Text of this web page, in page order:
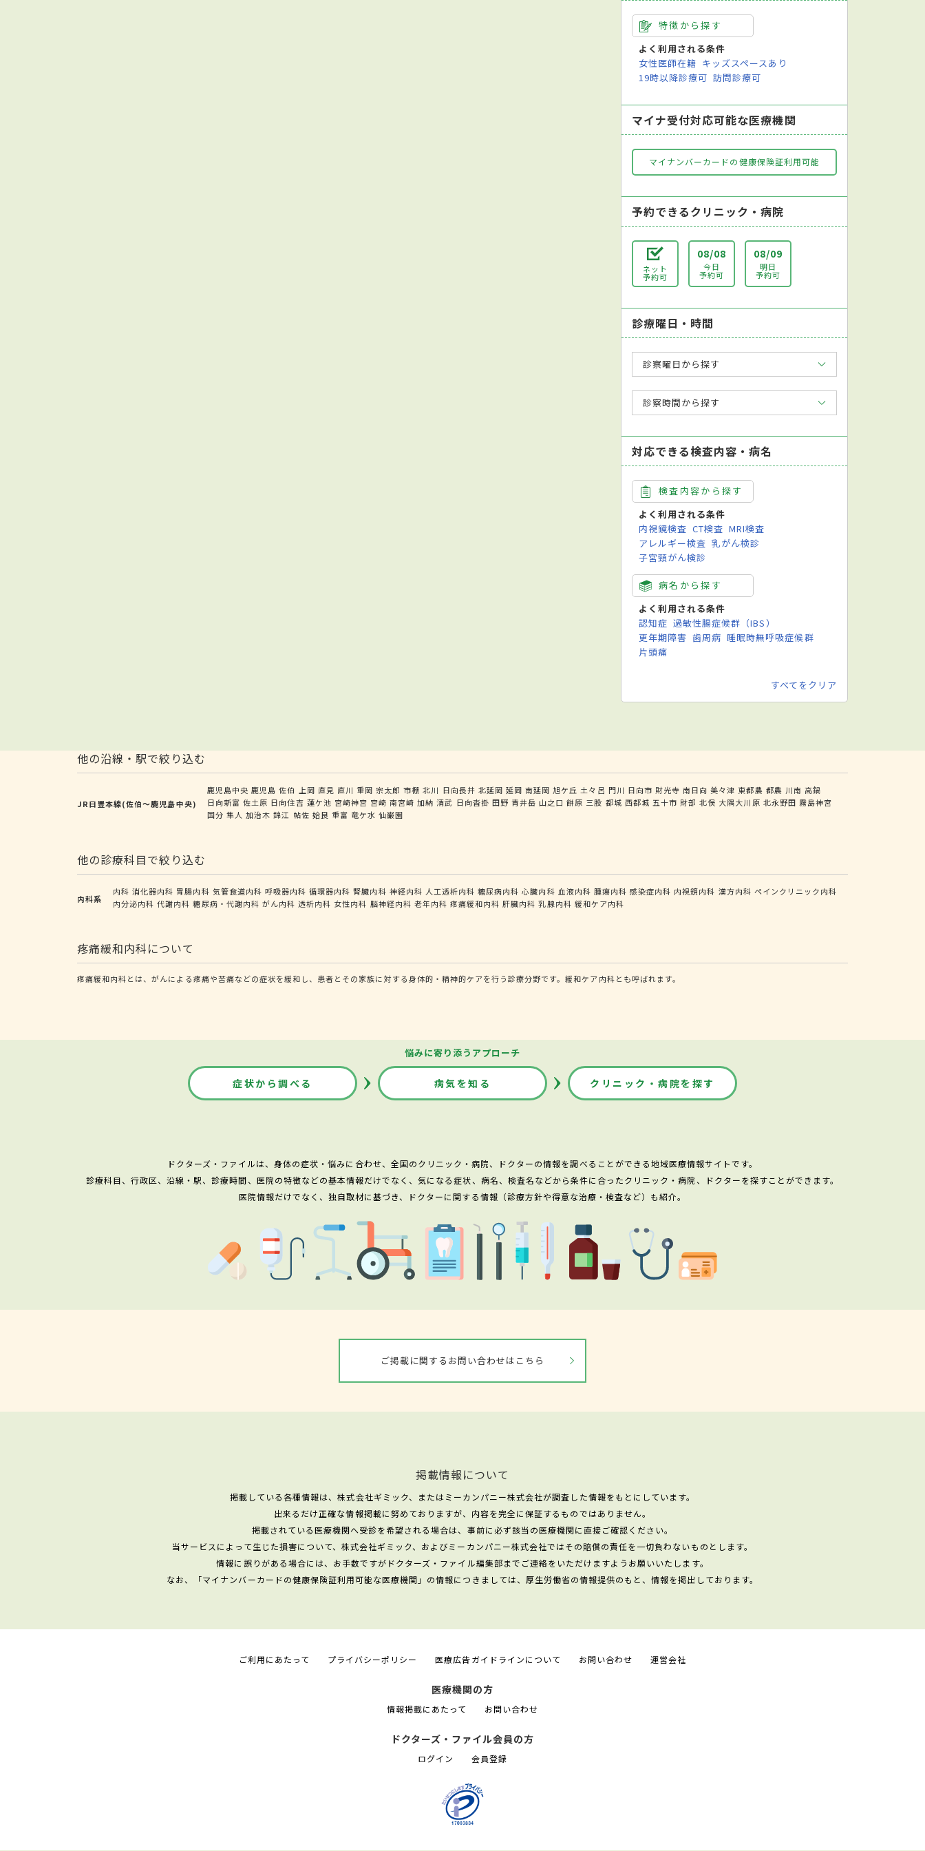
特徴から探す
よく利用される条件
女性医師在籍 キッズスペースあり
19時以降診療可 訪問診療可
マイナ受付対応可能な医療機関
マイナンバーカードの健康保険証利用可能
予約できるクリニック・病院
ネット
予約可
08/08
今日
予約可
08/09
明日
予約可
診療曜日・時間
診察曜日から探す
診察時間から探す
対応できる検査内容・病名
検査内容から探す
よく利用される条件
内視鏡検査 CT検査 MRI検査
アレルギー検査 乳がん検診
子宮頸がん検診
病名から探す
よく利用される条件
認知症 過敏性腸症候群（IBS）
更年期障害 歯周病 睡眠時無呼吸症候群
片頭痛
すべてをクリア
他の沿線・駅で絞り込む
JR日豊本線(佐伯～鹿児島中央)
鹿児島中央 鹿児島 佐伯 上岡 直見 直川 重岡 宗太郎 市棚 北川 日向長井 北延岡 延岡 南延岡 旭ケ丘 土々呂 門川 日向市 財光寺 南日向 美々津 東都農 都農 川南 高鍋
日向新富 佐土原 日向住吉 蓮ケ池 宮崎神宮 宮崎 南宮崎 加納 清武 日向沓掛 田野 青井岳 山之口 餅原 三股 都城 西都城 五十市 財部 北俣 大隅大川原 北永野田 霧島神宮
国分 隼人 加治木 錦江 帖佐 姶良 重富 竜ケ水 仙巌園
他の診療科目で絞り込む
内科系
内科 消化器内科 胃腸内科 気管食道内科 呼吸器内科 循環器内科 腎臓内科 神経内科 人工透析内科 糖尿病内科 心臓内科 血液内科 腫瘍内科 感染症内科 内視鏡内科 漢方内科 ペインクリニック内科
内分泌内科 代謝内科 糖尿病・代謝内科 がん内科 透析内科 女性内科 脳神経内科 老年内科 疼痛緩和内科 肝臓内科 乳腺内科 緩和ケア内科
疼痛緩和内科について
疼痛緩和内科とは、がんによる疼痛や苦痛などの症状を緩和し、患者とその家族に対する身体的・精神的ケアを行う診療分野です。緩和ケア内科とも呼ばれます。
悩みに寄り添うアプローチ
症状から調べる 病気を知る クリニック・病院を探す
ドクターズ・ファイルは、身体の症状・悩みに合わせ、全国のクリニック・病院、ドクターの情報を調べることができる地域医療情報サイトです。
診療科目、行政区、沿線・駅、診療時間、医院の特徴などの基本情報だけでなく、気になる症状、病名、検査名などから条件に合ったクリニック・病院、ドクターを探すことができます。
医院情報だけでなく、独自取材に基づき、ドクターに関する情報（診療方針や得意な治療・検査など）も紹介。
ご掲載に関するお問い合わせはこちら
掲載情報について
掲載している各種情報は、株式会社ギミック、またはミーカンパニー株式会社が調査した情報をもとにしています。
出来るだけ正確な情報掲載に努めておりますが、内容を完全に保証するものではありません。
掲載されている医療機関へ受診を希望される場合は、事前に必ず該当の医療機関に直接ご確認ください。
当サービスによって生じた損害について、株式会社ギミック、およびミーカンパニー株式会社ではその賠償の責任を一切負わないものとします。
情報に誤りがある場合には、お手数ですがドクターズ・ファイル編集部までご連絡をいただけますようお願いいたします。
なお、「マイナンバーカードの健康保険証利用可能な医療機関」の情報につきましては、厚生労働省の情報提供のもと、情報を掲出しております。
ご利用にあたって プライバシーポリシー 医療広告ガイドラインについて お問い合わせ 運営会社
医療機関の方
情報掲載にあたって お問い合わせ
ドクターズ・ファイル会員の方
ログイン 会員登録